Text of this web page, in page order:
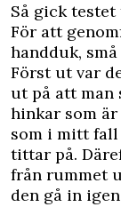
Så gick
För att
handduk,
Först ut var
ut på att man
hinkar som
som i mitt
tittar på.
från rummet
den gå in